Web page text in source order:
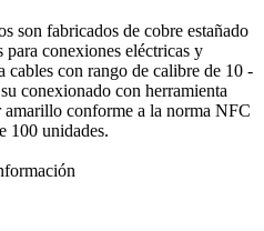
son fabricados de cobre estañado
conexiones eléctricas y
cables con rango de calibre de 10 -
conexionado con herramienta
conforme a la norma NFC
100 unidades.